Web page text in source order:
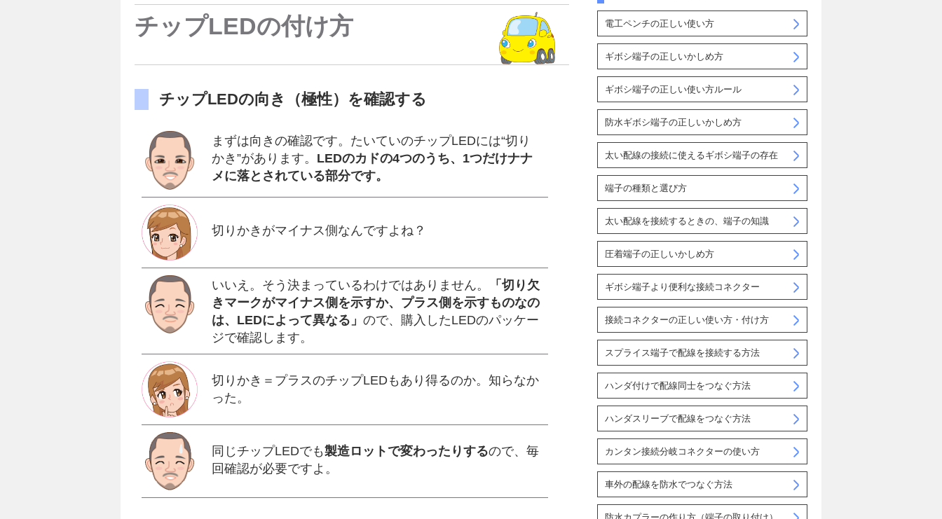
チップLEDの付け方
チップLEDの向き（極性）を確認する
まずは向きの確認です。たいていのチップLEDには“切り
かき”があります。 LEDのカドの4つのうち、1つだけナナ
メに落とされている部分です。
切りかきがマイナス側なんですよね？
いいえ。そう決まっているわけではありません。
「切り欠
きマークがマイナス側を示すか、プラス側を示すものなの
は、LEDによって異なる」 ので、購入したLEDのパッケー
ジで確認します。
切りかき＝プラスのチップLEDもあり得るのか。知らなか
った。
同じチップLEDでも製造ロットで変わったりするので、毎
回確認が必要ですよ。
電工ペンチの正しい使い方
ギボシ端子の正しいかしめ方
ギボシ端子の正しい使い方ルール
防水ギボシ端子の正しいかしめ方
太い配線の接続に使えるギボシ端子の存在
端子の種類と選び方
太い配線を接続するときの、端子の知識
圧着端子の正しいかしめ方
ギボシ端子より便利な接続コネクター
接続コネクターの正しい使い方・付け方
スプライス端子で配線を接続する方法
ハンダ付けで配線同士をつなぐ方法
ハンダスリーブで配線をつなぐ方法
カンタン接続分岐コネクターの使い方
車外の配線を防水でつなぐ方法